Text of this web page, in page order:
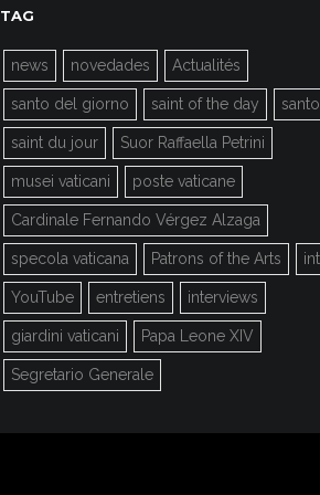
TAG
news novedades Actualités
santo del giorno saint of the day
saint du jour Suor Raffaella Petrini
musei vaticani poste vaticane
Cardinale Fernando Vérgez Alzaga
specola vaticana Patrons of the Arts
YouTube entretiens interviews
giardini vaticani Papa Leone XIV
Segretario Generale